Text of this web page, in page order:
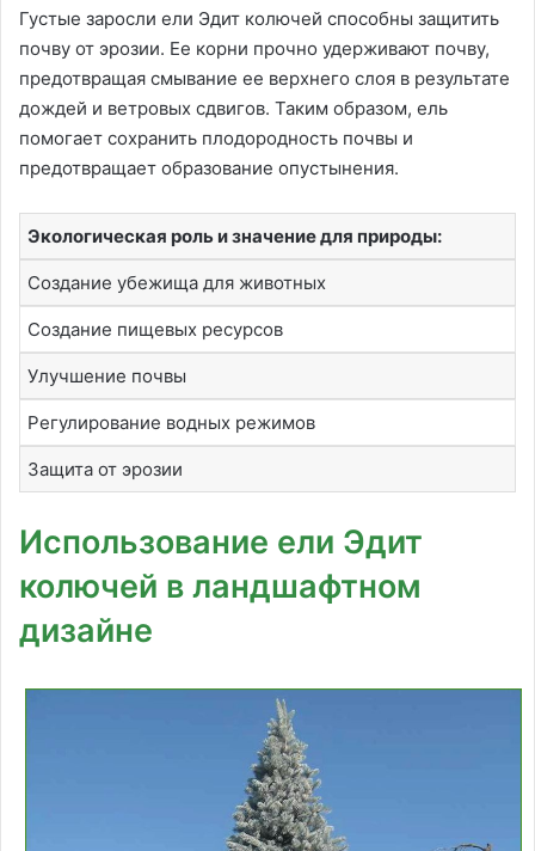
Густые заросли ели Эдит колючей способны защитить
почву от эрозии. Ее корни прочно удерживают почву,
предотвращая смывание ее верхнего слоя в результате
дождей и ветровых сдвигов. Таким образом, ель
помогает сохранить плодородность почвы и
предотвращает образование опустынения.
Экологическая роль и значение для природы:
Создание убежища для животных
Создание пищевых ресурсов
Улучшение почвы
Регулирование водных режимов
Защита от эрозии
Использование ели Эдит
колючей в ландшафтном
дизайне